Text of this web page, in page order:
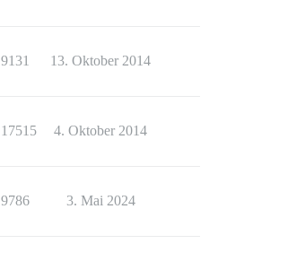
9131 13. Oktober 2014
17515 4. Oktober 2014
9786 3. Mai 2024